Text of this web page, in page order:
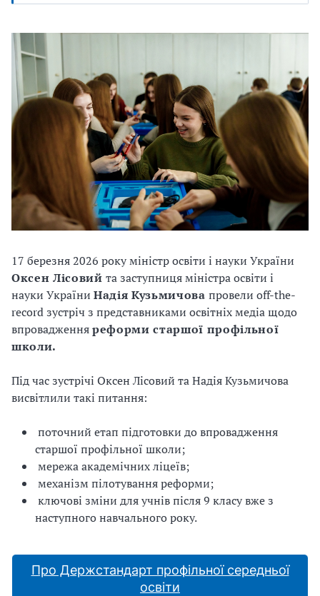
17 березня 2026 року міністр освіти і науки України
Оксен Лісовийта заступниця міністра освіти і
науки України Надія Кузьмичова провели off-the-
record зустріч з представниками освітніх медіа щодо
впровадженняреформи старшої профільної
школи.
Під час зустрічі Оксен Лісовий та Надія Кузьмичова
висвітлили такі питання:
поточний етап підготовки до впровадження
старшої профільної школи;
мережа академічних ліцеїв;
механізм пілотування реформи;
ключові зміни для учнів після 9 класу вже з
наступного навчального року.
Про Держстандарт профільної середньої
освіти